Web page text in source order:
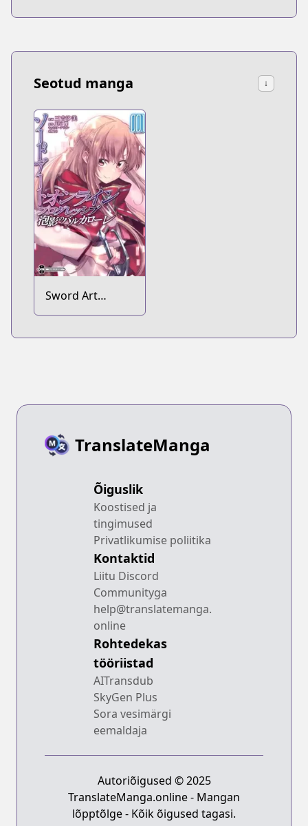
Seotud manga ↓
Sword Art
Online:
TranslateManga
Õiguslik
Koostised ja
tingimused
Privatlikumise poliitika
Kontaktid
Liitu Discord
Communityga
help@translatemanga.
online
Rohtedekas
tööriistad
AITransdub
SkyGen Plus
Sora vesimärgi
eemaldaja
Autoriõigused © 2025
TranslateManga.online - Mangan
lõpptõlge - Kõik õigused tagasi.